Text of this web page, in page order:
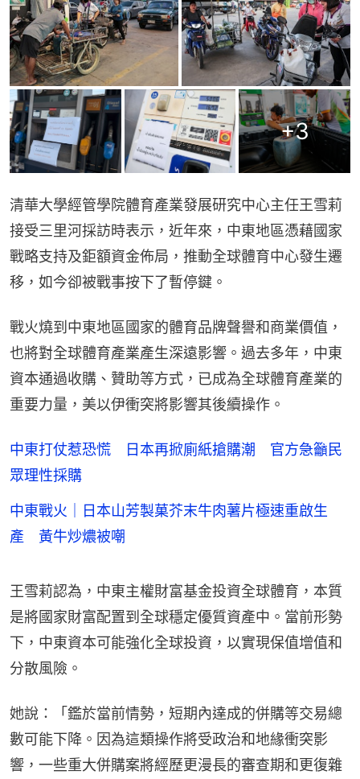
+3
清華大學經管學院體育產業發展研究中心主任王雪莉
接受三里河採訪時表示，近年來，中東地區憑藉國家
戰略支持及鉅額資金佈局，推動全球體育中心發生遷
移，如今卻被戰事按下了暫停鍵。
戰火燒到中東地區國家的體育品牌聲譽和商業價值，
也將對全球體育產業產生深遠影響。過去多年，中東
資本通過收購、贊助等方式，已成為全球體育產業的
重要力量，美以伊衝突將影響其後續操作。
中東打仗惹恐慌 日本再掀廁紙搶購潮 官方急籲民
眾理性採購
中東戰火｜日本山芳製菓芥末牛肉薯片極速重啟生
產 黃牛炒燶被嘲
王雪莉認為，中東主權財富基金投資全球體育，本質
是將國家財富配置到全球穩定優質資產中。當前形勢
下，中東資本可能強化全球投資，以實現保值增值和
分散風險。
她說：「鑑於當前情勢，短期內達成的併購等交易總
數可能下降。因為這類操作將受政治和地緣衝突影
響，一些重大併購案將經歷更漫長的審查期和更復雜